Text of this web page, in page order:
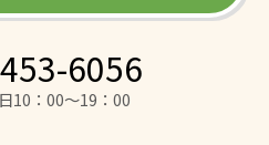
6056
10：00～19：00